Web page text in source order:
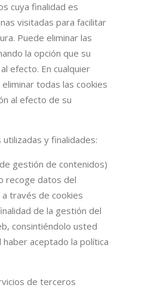
cuya finalidad es
visitadas para facilitar
Puede eliminar las
la opción que su
efecto. En cualquier
todas las cookies
al efecto de su
y finalidades:
gestión de contenidos)
recoge datos del
través de cookies
de la gestión del
consintiéndolo usted
aceptado la política
de terceros